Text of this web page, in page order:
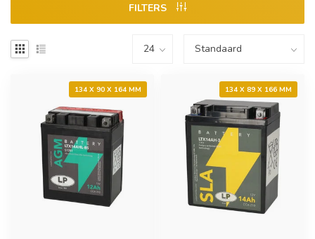
FILTERS
134 X 90 X 164 MM 134 X 89 X 166 MM